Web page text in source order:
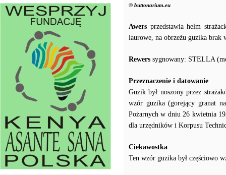
© buttonarium.eu
Awers przedstawia hełm
laurowe, na obrzeżu guzika brak
Rewers sygnowany: STELLA
Przeznaczenie i datowanie
Guzik był noszony przez
wzór guzika (gorejący granat
Pożarnych w dniu 26 kwietnia
dla urzędników i Korpusu
Ciekawostka
Ten wzór guzika był częściowo